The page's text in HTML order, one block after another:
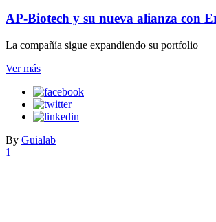
AP-Biotech y su nueva alianza con
La compañía sigue expandiendo su portfolio
Ver más
By Guialab
1